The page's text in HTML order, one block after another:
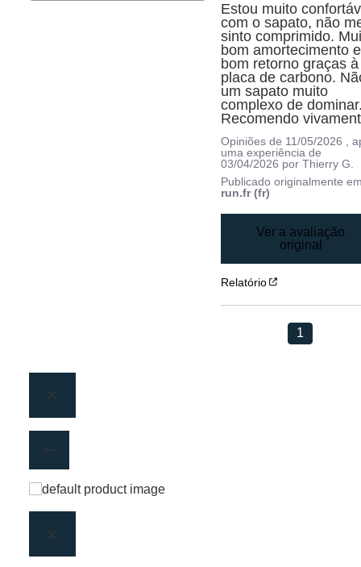
Estou muito
com o sapato, não
sinto comprimido.
bom amortecimento e
bom retorno graças à
placa de carbono.
um sapato muito
complexo de
Recomendo
Opiniões de 11/05/2026 ,
uma experiência de
03/04/2026 porThierry G.
Publicado originalmente
run.fr (fr)
Ver a avaliação
original
Relatório
1